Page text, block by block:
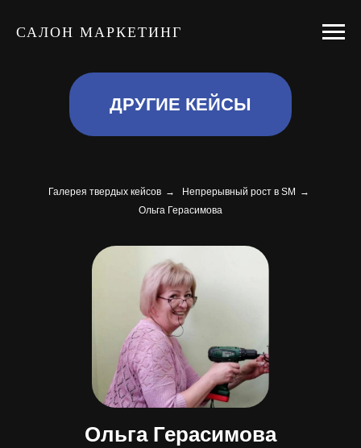
САЛОН МАРКЕТИНГ
ДРУГИЕ КЕЙСЫ
Галерея твердых кейсов → Непрерывный рост в SM
→
Ольга Герасимова
Ольга Герасимова